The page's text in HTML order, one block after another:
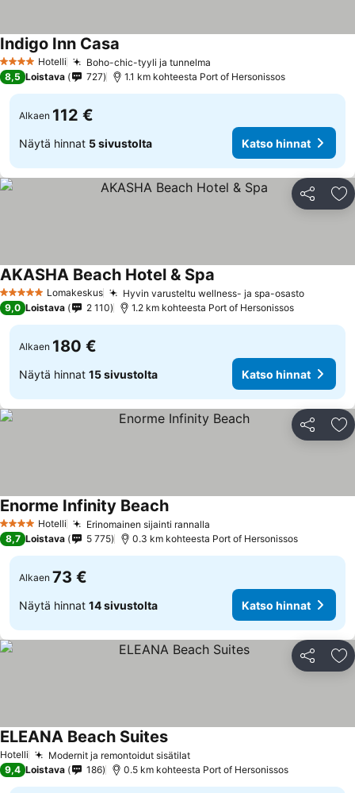
4 Tähtiluokitus
Hotelli Boho-chic-tyyli ja tunnelma
Indigo Inn Casa
8,5 Loistava 727 1.1 km kohteesta Port of Hersonissos
Alkaen 112 €
Näytä hinnat 5 sivustolta Katso hinnat
Jaa
5 TähtiluokitusLomakeskus Hyvin varusteltu wellness- ja spa-osasto
AKASHA Beach Hotel & Spa
9,0 Loistava 2 110 1.2 km kohteesta Port of Hersonissos
Alkaen 180 €
Näytä hinnat 15 sivustolta Katso hinnat
Jaa
4 Tähtiluokitus
Hotelli Erinomainen sijainti rannalla
Enorme Infinity Beach
8,7 Loistava 5 775 0.3 km kohteesta Port of Hersonissos
Alkaen 73 €
Näytä hinnat 14 sivustolta Katso hinnat
Jaa
Hotelli Modernit ja remontoidut sisätilat
ELEANA Beach Suites
9,4 Loistava 186 0.5 km kohteesta Port of Hersonissos